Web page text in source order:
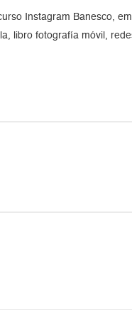
Instagram Banesco,
libro fotografía móvil,